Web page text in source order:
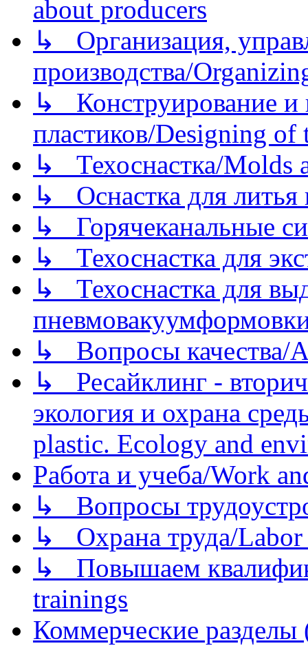
about producers
↳ Организация,
производства/
↳ Конструирование и
пластиков/Designing of
↳ Техоснастка/Molds
↳ Оснастка для литья
↳ Горячеканальные
↳ Техоснастка для
↳ Техоснастка для
↳ Вопросы качества/
↳ Ресайклинг -
экология и охрана
plastic. Ecology and
Работа и учеба/Work
↳ Вопросы
↳ Охрана труда/Labor
↳ Повышаем
trainings
Коммерческие